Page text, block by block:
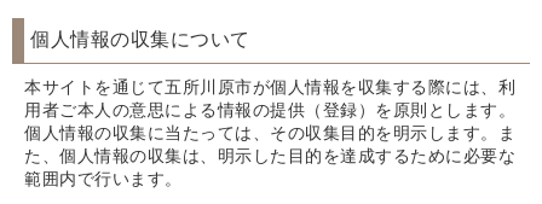
個人情報の収集について
本サイトを通じて五所川原市が個人情報を収集する際には、利
用者ご本人の意思による情報の提供（登録）を原則とします。
個人情報の収集に当たっては、その収集目的を明示します。ま
た、個人情報の収集は、明示した目的を達成するために必要な
範囲内で行います。